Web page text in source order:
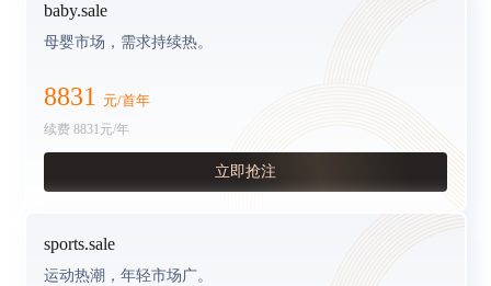
baby.sale
母婴市场，需求持续热。
8831 元/首年
续费 8831元/年
立即抢注
sports.sale
运动热潮，年轻市场广。